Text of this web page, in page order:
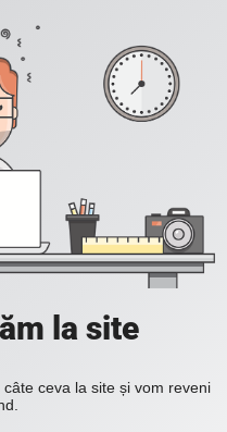
la site
ceva la site și vom reveni